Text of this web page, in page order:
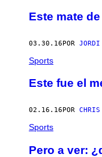
Este mate
03.30.16POR JORDI
Sports
Este fue el
02.16.16 POR CHRIS
Sports
Pero a ver: